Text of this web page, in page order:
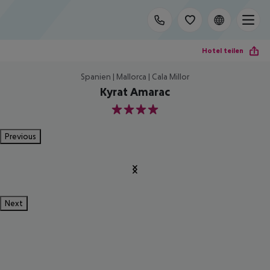
Hotel teilen
Spanien | Mallorca | Cala Millor
Kyrat Amarac
4
Previous
Next